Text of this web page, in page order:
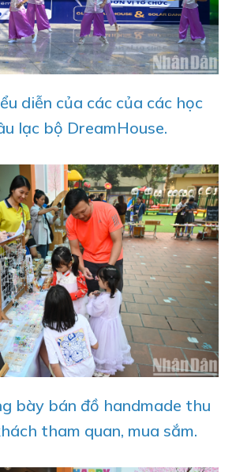
diễn của các của các học
lạc bộ DreamHouse.
bày bán đồ handmade thu
tham quan, mua sắm.